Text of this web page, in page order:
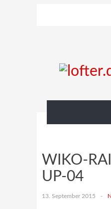
WIKO-
UP-04
13. September 2015 -